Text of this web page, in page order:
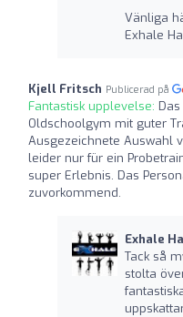
Vänliga
Exhale
Kjell Fritsch Publicerad på
Fantastisk upplevelse:
Oldschoolgym mit guter
Ausgezeichnete Auswahl
leider nur für ein
super Erlebnis. Das
zuvorkommend.
Exhale
Tack så
stolta